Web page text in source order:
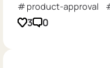
product-approval
3 0